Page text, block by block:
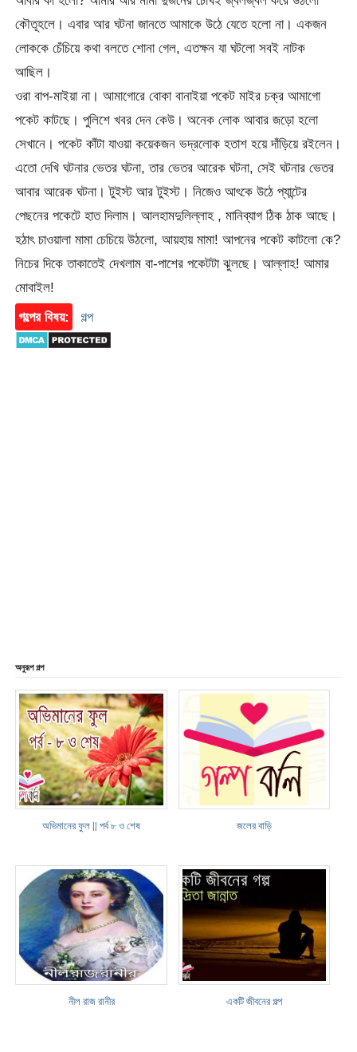
কৌতূহলে। এবার আর ঘটনা জানতে আমাকে উঠে যেতে হলো না। একজন
লোককে চেঁচিয়ে কথা বলতে শোনা গেল, এতক্ষন যা ঘটলো সবই নাটক
আছিল।
ওরা বাপ-মাইয়া না। আমাগোরে বোকা বানাইয়া পকেট মাইর চক্র আমাগো
পকেট কাটছে। পুলিশে খবর দেন কেউ। অনেক লোক আবার জড়ো হলো
সেখানে। পকেট কাঁটা যাওয়া কয়েকজন ভদ্রলোক হতাশ হয়ে দাঁড়িয়ে রইলেন।
এতো দেখি ঘটনার ভেতর ঘটনা, তার ভেতর আরেক ঘটনা, সেই ঘটনার ভেতর
আবার আরেক ঘটনা। টুইস্ট আর টুইস্ট। নিজেও আৎকে উঠে প্যান্টের
পেছনের পকেটে হাত দিলাম। আলহামদুলিল্লাহ , মানিব্যাগ ঠিক ঠাক আছে।
হঠাৎ চাওয়ালা মামা চেচিয়ে উঠলো, আয়হায় মামা! আপনের পকেট কাটলো কে?
নিচের দিকে তাকাতেই দেখলাম বা-পাশের পকেটটা ঝুলছে। আল্লাহ! আমার
মোবাইল!
গল্পের বিষয়:
গল্প
অনুরূপ গল্প
অভিমানের ফুল || পর্ব ৮ ও শেষ জলের বাড়ি
নীল রাজ রানীর একটি জীবনের গল্প